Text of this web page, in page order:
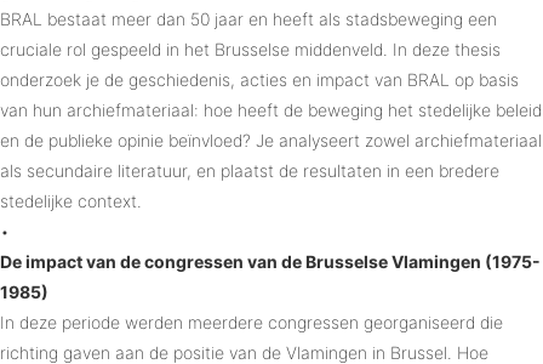
BRAL bestaat meer dan 50 jaar en heeft als stadsbeweging een
cruciale rol gespeeld in het Brusselse middenveld. In deze thesis
onderzoek je de geschiedenis, acties en impact van BRAL op basis
van hun archiefmateriaal: hoe heeft de beweging het stedelijke beleid
en de publieke opinie beïnvloed? Je analyseert zowel archiefmateriaal
als secundaire literatuur, en plaatst de resultaten in een bredere
stedelijke context.
•
De impact van de congressen van de Brusselse Vlamingen (1975-
1985)
In deze periode werden meerdere congressen georganiseerd die
richting gaven aan de positie van de Vlamingen in Brussel. Hoe